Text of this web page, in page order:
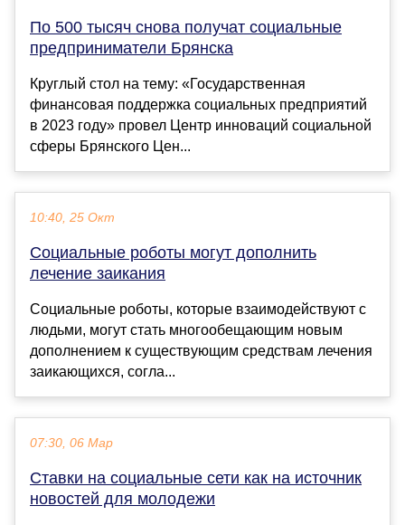
По 500 тысяч снова получат социальные
предприниматели Брянска
Круглый стол на тему: «Государственная
финансовая поддержка социальных предприятий
в 2023 году» провел Центр инноваций социальной
сферы Брянского Цен...
10:40, 25 Окт
Социальные роботы могут дополнить
лечение заикания
Социальные роботы, которые взаимодействуют с
людьми, могут стать многообещающим новым
дополнением к существующим средствам лечения
заикающихся, согла...
07:30, 06 Мар
Ставки на социальные сети как на источник
новостей для молодежи